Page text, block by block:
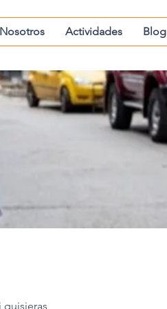
Nosotros Actividades Blog